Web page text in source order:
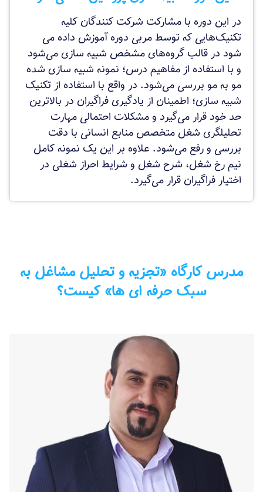
در این دوره با مشارکت شرکت کنندگان کلیه
تکنیک‌هایی که توسط مربی دوره آموزش داده می
شود در قالب گروه‌های مشخص شبیه سازی می‌شود
و با استفاده از مفاهیم درس؛ نمونه شبیه سازی شده
مو به مو بررسی می‌شود. در واقع با استفاده از تکنیک
شبیه سازی؛ اطمینان از یادگیری فراگیران در بالاترین
حد خود قرار می‌گیرد و مشکلات احتمالی مهارت
تحلیلگری شغل متخصص منابع انسانی با دقت
بررسی و رفع می‌شود. علاوه بر این یک نمونه کامل
نیم رخ شغل، شرح شغل و شرایط احراز شغلی در
اختیار فراگیران قرار می‌گیرد.
مدرس کارگاه «تجزیه و تحلیل مشاغل به
سبک حرفه ای ها» کیست؟